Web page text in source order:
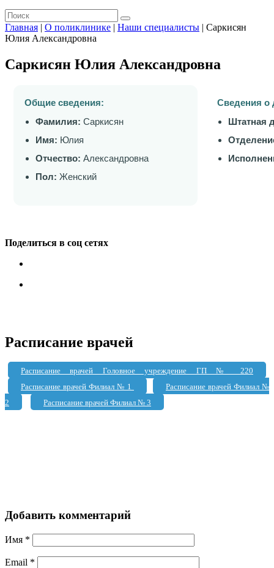
Главная | О поликлинике | Наши специалисты | Саркисян
Юлия Александровна
Саркисян Юлия Александровна
Общие сведения:
Фамилия: Саркисян
Имя: Юлия
Отчество: Александровна
Пол: Женский
Сведения о
Штатная
Поделиться в соц сетях
Расписание врачей
Расписание врачей Головное учреждение ГП № 220
Расписание врачей Филиал № 1
Расписание врачей Филиал №
2
Расписание врачей Филиал № 3
Добавить комментарий
Имя *
Email *